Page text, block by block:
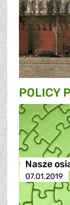
POLICY
Nasze
07.01.2019